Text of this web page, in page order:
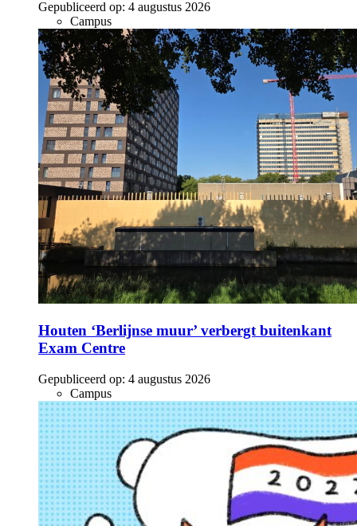
Gepubliceerd op: 4 augustus 2026
Campus
Houten ‘Berlijnse muur’ verbergt buitenkant
Exam Centre
Gepubliceerd op: 4 augustus 2026
Campus